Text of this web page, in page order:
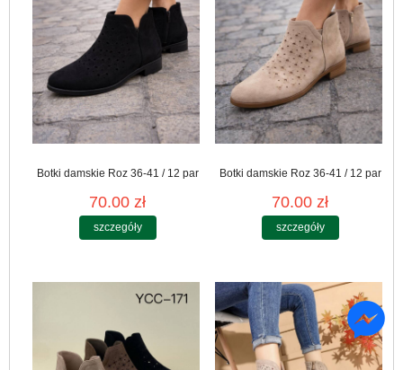
Botki damskie Roz 36-41 / 12 par
70.00 zł
szczegóły
Botki damskie Roz 36-41 / 12 par
70.00 zł
szczegóły